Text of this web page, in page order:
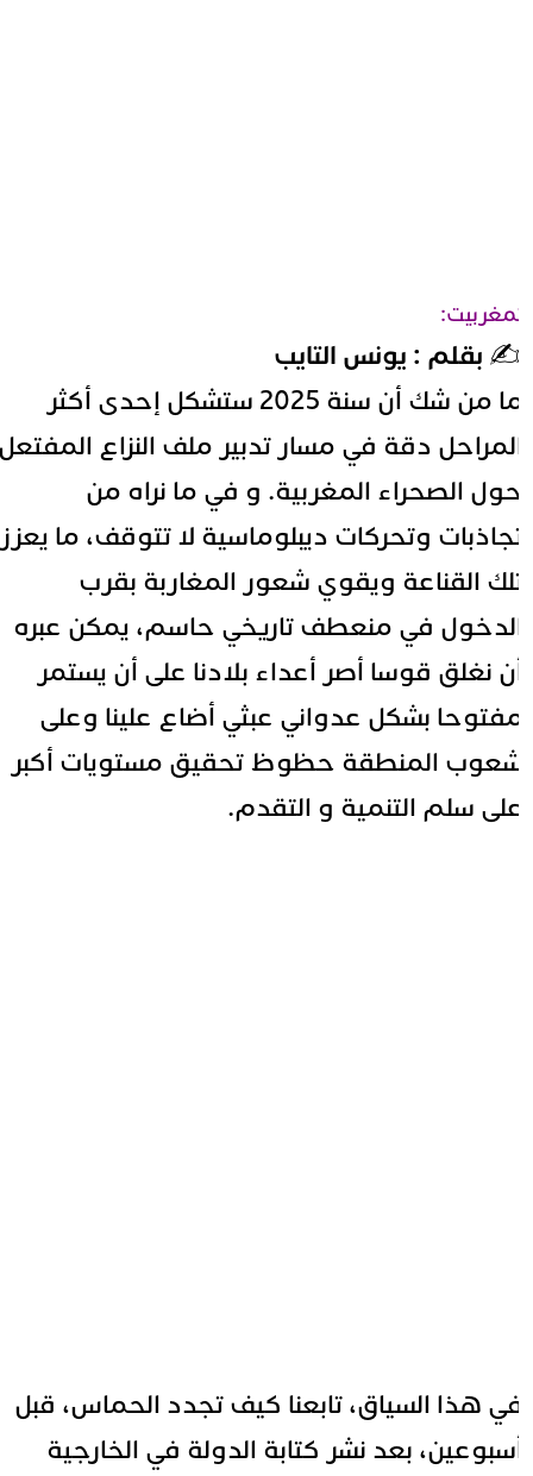
بقلم : يونس التايب
ما من شك أن سنة 2025 ستشكل إحدى أكثر
دقة في مسار تدبير ملف النزاع المفتعل
الصحراء المغربية. و في ما نراه من
وتحركات ديبلوماسية لا تتوقف، ما يعزز
القناعة ويقوي شعور المغاربة بقرب
في منعطف تاريخي حاسم، يمكن عبره
نغلق قوسا أصر أعداء بلادنا على أن يستمر
بشكل عدواني عبثي أضاع علينا وعلى
المنطقة حظوظ تحقيق مستويات أكبر
سلم التنمية و التقدم.
هذا السياق، تابعنا كيف تجدد الحماس، قبل
بعد نشر كتابة الدولة في الخارجية